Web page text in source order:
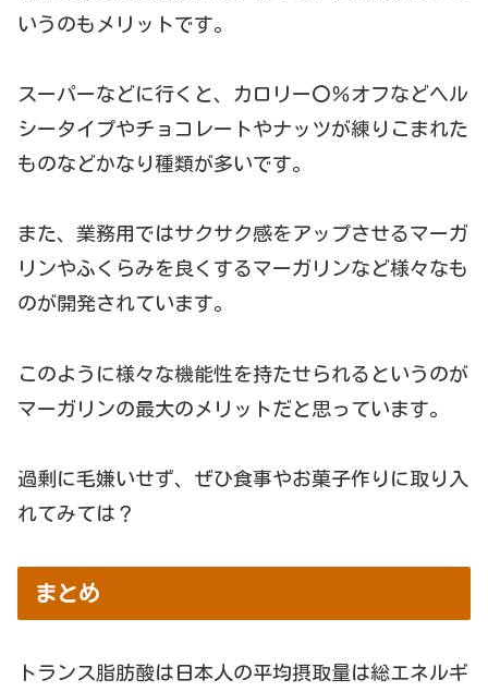
いうのもメリットです。
スーパーなどに行くと、カロリー〇％オフなどヘル
シータイプやチョコレートやナッツが練りこまれた
ものなどかなり種類が多いです。
また、業務用ではサクサク感をアップさせるマーガ
リンやふくらみを良くするマーガリンなど様々なも
のが開発されています。
このように様々な機能性を持たせられるというのが
マーガリンの最大のメリットだと思っています。
過剰に毛嫌いせず、ぜひ食事やお菓子作りに取り入
れてみては？
まとめ
トランス脂肪酸は日本人の平均摂取量は総エネルギ